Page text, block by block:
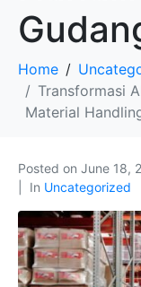
Home
Transformasi
Material
Posted on June 18,
In Uncategorized